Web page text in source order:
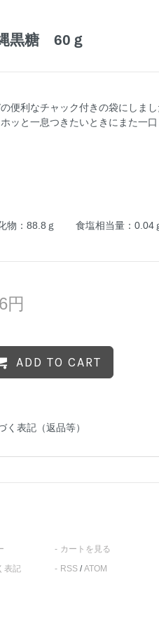
黒糖 60ｇ
利なチャック付きの袋にしま
ッと一息つきたいときにまた一
：88.8ｇ 食塩相当量：0.04
円
ADD TO CART
く表記（返品等）
表記
カートを見る
RSS/ATOM